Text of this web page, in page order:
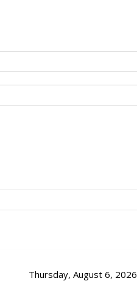
Thursday, August 6, 2026